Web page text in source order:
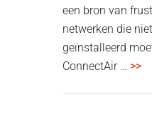
een bron van
netwerken die
geïnstalleerd
ConnectAir … >>